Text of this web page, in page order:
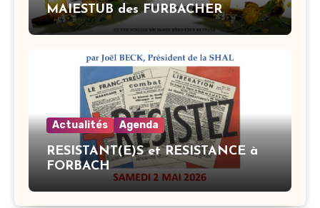
MAIESTUB des FURBACHER
Actualités Agenda
RESISTANT(E)S et RESISTANCE à
FORBACH